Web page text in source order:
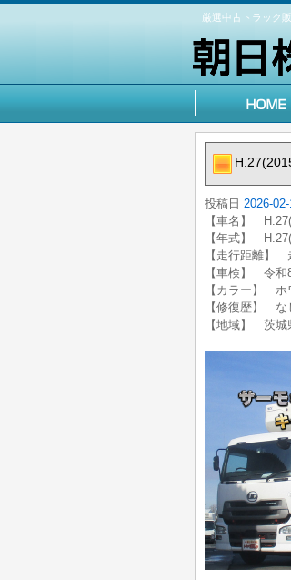
厳選中古トラック
投稿日 2026-
【車名】
【年式】
【走行距離】
【車検】 令和
【カラー】 ホ
【修復歴】 な
【地域】 茨城